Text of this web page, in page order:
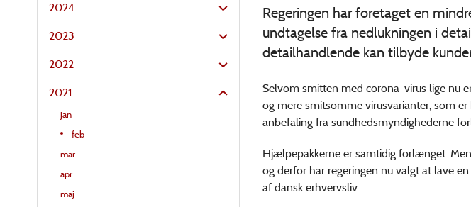
2024
2023
2022
2021
jan
feb
mar
apr
maj
Regeringen har foretaget en
undtagelse fra nedlukningen i
detailhandlende kan tilbyde
Selvom smitten med corona-virus lige nu
og mere smitsomme virusvarianter, som
anbefaling fra sundhedsmyndighederne
Hjælpepakkerne er samtidig forlænget.
og derfor har regeringen nu valgt at lave
af dansk erhvervsliv.